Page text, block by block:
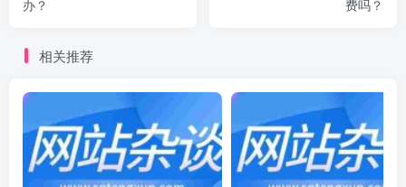
办？
费吗？
相关推荐